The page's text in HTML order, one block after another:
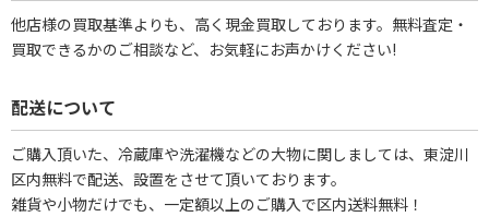
他店様の買取基準よりも、高く現金買取しております。無料査定・
買取できるかのご相談など、お気軽にお声かけください!
配送について
ご購入頂いた、冷蔵庫や洗濯機などの大物に関しましては、東淀川
区内無料で配送、設置をさせて頂いております。
雑貨や小物だけでも、一定額以上のご購入で区内送料無料！